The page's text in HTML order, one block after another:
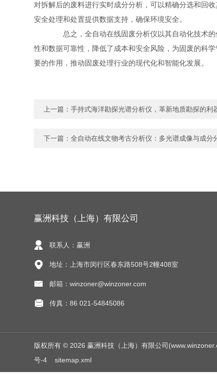
对拆解后的废料进行实时成分分析，可以精确分选和回
安全处理和处置提供数据支持，确保环境安全。
总之，全自动在线固废分析仪以其自动化技术的
性和数据可靠性，降低了成本和安全风险，为固废的科
要的作用，推动固废处理行业的现代化和智能化发展。
上一篇： 手持式海洋勘探光谱分析仪，革新地质勘探的利
下一篇： 全自动在线文物考古分析仪：多光谱成像与成分
赢洲科技（上海）有限公司
联系人：赢洲
地址：上海市闵行区春东路508号2幢408室
邮箱：winzoner@winzoner.com
传真：86 021-54845086
版权所有 © 2026 赢洲科技（上海）有限公司
号-4
sitemap.xml